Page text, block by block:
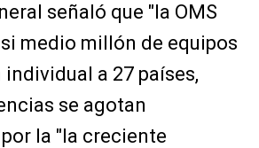
señaló que "la OMS
medio millón de equipos
a 27 países,
se agotan
la "la creciente